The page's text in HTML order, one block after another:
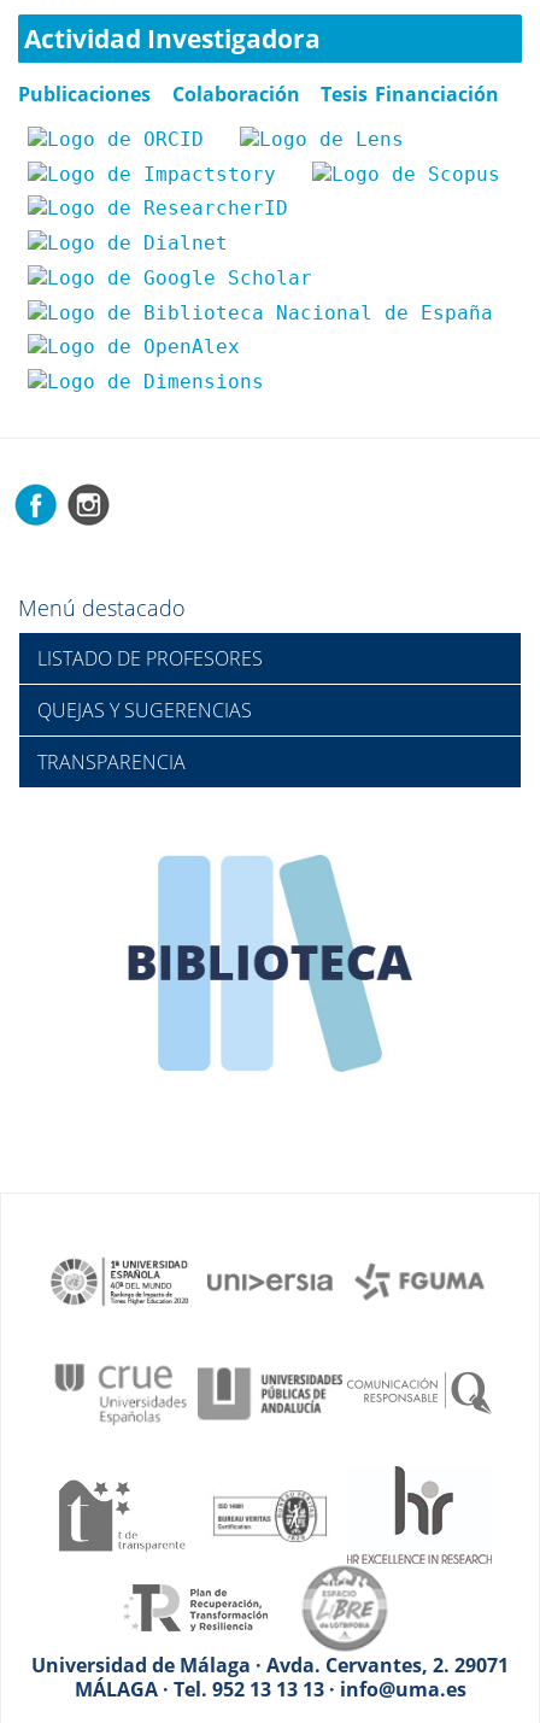
Actividad Investigadora
Publicaciones Colaboración Tesis Financiación
Menú destacado
LISTADO DE PROFESORES
QUEJAS Y SUGERENCIAS
TRANSPARENCIA
Universidad de Málaga · Avda. Cervantes, 2. 29071
MÁLAGA · Tel. 952 13 13 13 · info@uma.es